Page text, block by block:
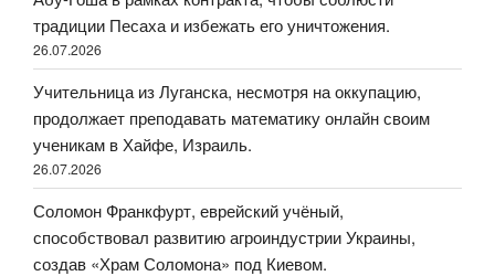
традиции Песаха и избежать его уничтожения.
26.07.2026
Учительница из Луганска, несмотря на оккупацию,
продолжает преподавать математику онлайн своим
ученикам в Хайфе, Израиль.
26.07.2026
Соломон Франкфурт, еврейский учёный,
способствовал развитию агроиндустрии Украины,
создав «Храм Соломона» под Киевом.